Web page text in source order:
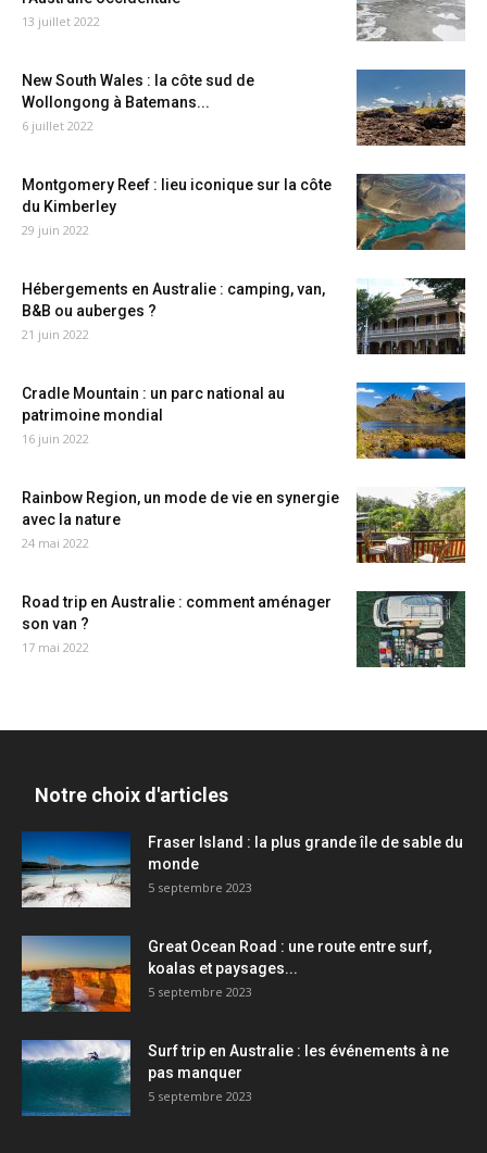
13 juillet 2022
New South Wales : la côte sud de
Wollongong à Batemans...
6 juillet 2022
Montgomery Reef : lieu iconique sur la côte
du Kimberley
29 juin 2022
Hébergements en Australie : camping, van,
B&B ou auberges ?
21 juin 2022
Cradle Mountain : un parc national au
patrimoine mondial
16 juin 2022
Rainbow Region, un mode de vie en synergie
avec la nature
24 mai 2022
Road trip en Australie : comment aménager
son van ?
17 mai 2022
Notre choix d'articles
Fraser Island : la plus grande île de sable du
monde
5 septembre 2023
Great Ocean Road : une route entre surf,
koalas et paysages...
5 septembre 2023
Surf trip en Australie : les événements à ne
pas manquer
5 septembre 2023